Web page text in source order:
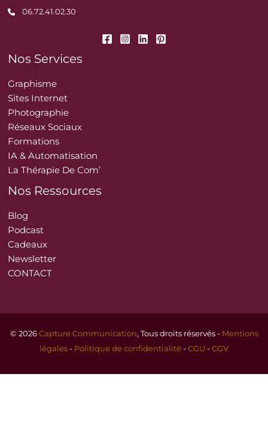
06.72.41.02.30
Nos Services
Graphisme
Sites Internet
Photographie
Réseaux Sociaux
Formations
IA & Automatisation
La Thérapie De Com’
Nos Ressources
Blog
Podcast
Cadeaux
Newsletter
CONTACT
© 2026 Capture Communication, Tous droits réservés - Mentions
légales - Politique de confidentialité - CGU - CGV